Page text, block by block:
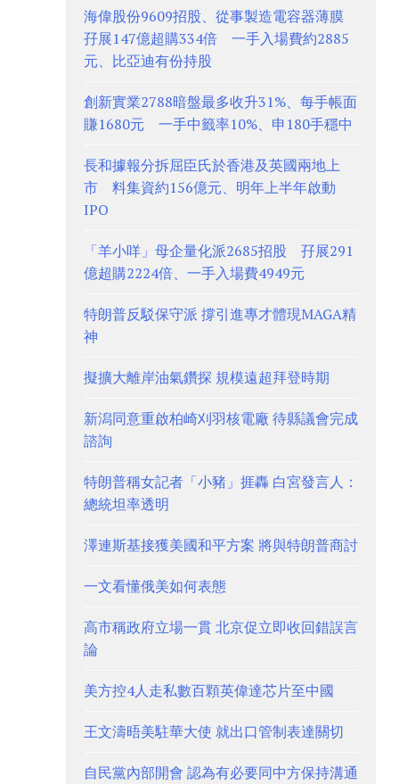
海偉股份9609招股、從事製造電容器薄膜
孖展147億超購334倍 一手入場費約2885
元、比亞迪有份持股
創新實業2788暗盤最多收升31%、每手帳面
賺1680元 一手中籤率10%、申180手穩中
長和據報分拆屈臣氏於香港及英國兩地上
市 料集資約156億元、明年上半年啟動
IPO
「羊小咩」母企量化派2685招股 孖展291
億超購2224倍、一手入場費4949元
特朗普反駁保守派 撐引進專才體現MAGA精
神
擬擴大離岸油氣鑽探 規模遠超拜登時期
新潟同意重啟柏崎刈羽核電廠 待縣議會完成
諮詢
特朗普稱女記者「小豬」捱轟 白宮發言人：
總統坦率透明
澤連斯基接獲美國和平方案 將與特朗普商討
一文看懂俄美如何表態
高市稱政府立場一貫 北京促立即收回錯誤言
論
美方控4人走私數百顆英偉達芯片至中國
王文濤晤美駐華大使 就出口管制表達關切
自民黨內部開會 認為有必要同中方保持溝通